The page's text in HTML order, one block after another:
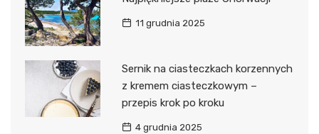
11 grudnia 2025
Sernik na ciasteczkach korzennych
z kremem ciasteczkowym –
przepis krok po kroku
4 grudnia 2025